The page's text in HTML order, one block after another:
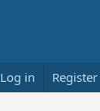
Log in Register